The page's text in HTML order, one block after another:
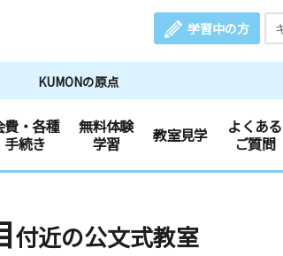
学習中の方
KUMONの原点
費・各種
手続き
無料体験
学習
教室見学
よくある
ご質問
付近の公文式教室